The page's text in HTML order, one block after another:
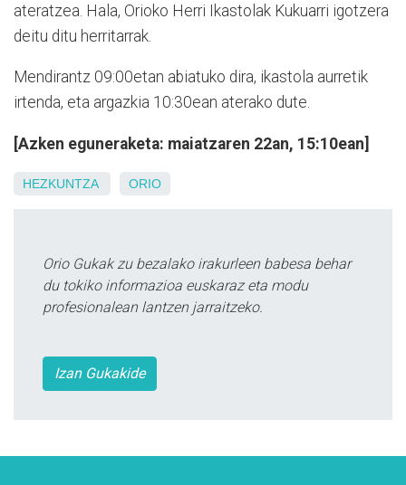
ateratzea. Hala, Orioko Herri Ikastolak Kukuarri igotzera
deitu ditu herritarrak.
Mendirantz 09:00etan abiatuko dira, ikastola aurretik
irtenda, eta argazkia 10:30ean aterako dute.
[Azken eguneraketa: maiatzaren 22an, 15:10ean]
HEZKUNTZA ORIO
Orio Gukak zu bezalako irakurleen babesa behar
du tokiko informazioa euskaraz eta modu
profesionalean lantzen jarraitzeko.
Izan Gukakide